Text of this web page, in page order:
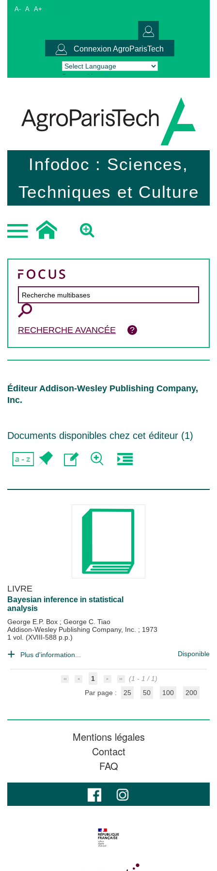
A- A A+
Connexion AgroParisTech
Powered by Translate
Infodoc : Sciences,
Techniques et Culture
RECHERCHE AVANCÉE
Éditeur Addison-Wesley Publishing Company,
Inc.
Documents disponibles chez cet éditeur (1)
LIVRE
Bayesian inference in statistical
analysis
George E.P. Box ; George C. Tiao
Addison-Wesley Publishing Company, Inc. ; 1973
1 vol. (XVIII-588 p.p.)
Plus d'information... Disponible
1
(1 - 1 / 1)
Par page :
25 50 100 200
Mentions légales
Contact
FAQ